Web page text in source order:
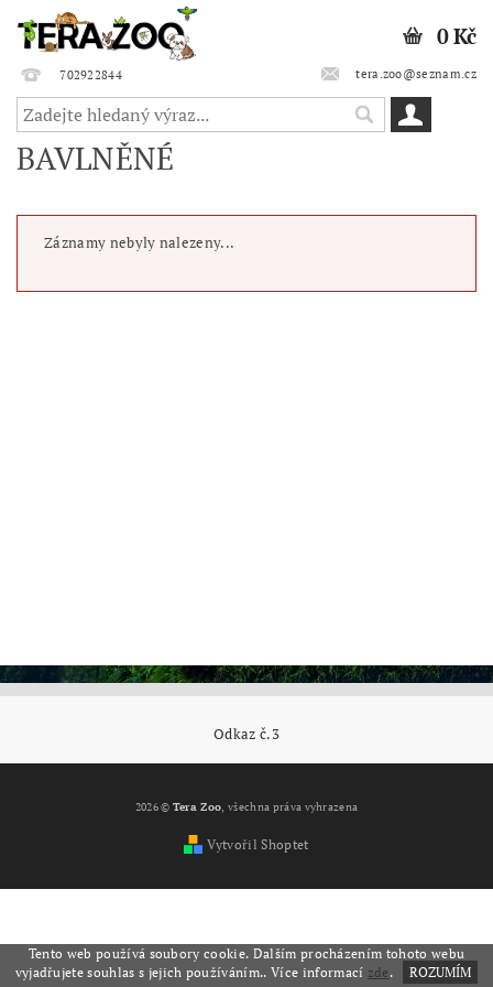
702922844 tera.zoo@seznam.cz
0 Kč
BAVLNĚNÉ
Záznamy nebyly nalezeny...
Odkaz č.3
2026 © Tera Zoo, všechna práva vyhrazena
Vytvořil Shoptet
Tento web používá soubory cookie. Dalším procházením tohoto webu
vyjadřujete souhlas s jejich používáním.. Více informací zde . ROZUMÍM